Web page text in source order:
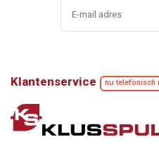
Klantenservice nu telefonisch